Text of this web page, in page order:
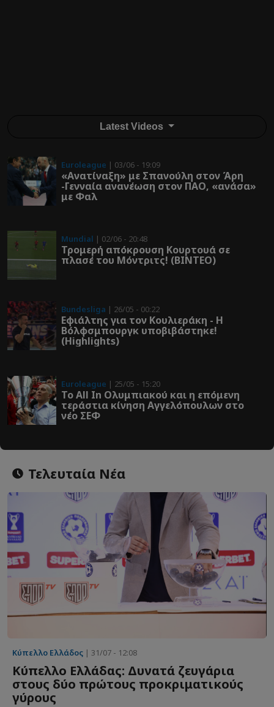
Latest Videos
Euroleague | 03/06 - 19:09
«Ανατίναξη» με Σπανούλη στον Άρη
-Γενναία ανανέωση στον ΠΑΟ, «ανάσα»
με Φαλ
Mundial | 02/06 - 20:48
Τρομερή απόκρουση Κουρτουά σε
πλασέ του Μόντριτς! (ΒΙΝΤΕΟ)
Bundesliga | 26/05 - 00:22
Εφιάλτης για τον Κουλιεράκη - Η
Βόλφσμπουργκ υποβιβάστηκε!
(Highlights)
Euroleague | 25/05 - 15:20
Το All In Ολυμπιακού και η επόμενη
τεράστια κίνηση Αγγελόπουλων στο
νέο ΣΕΦ
Τελευταία Νέα
Κύπελλο Ελλάδος | 31/07 - 12:08
Κύπελλο Ελλάδας: Δυνατά ζευγάρια
στους δύο πρώτους προκριματικούς
γύρους